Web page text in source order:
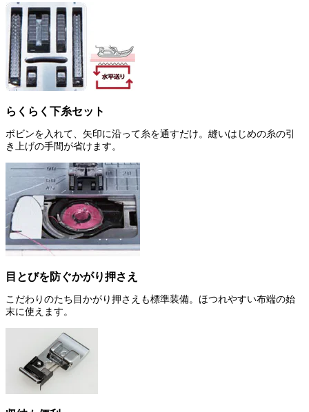
らくらく下糸セット
ボビンを入れて、矢印に沿って糸を通すだけ。縫いはじめの糸の引
き上げの手間が省けます。
目とびを防ぐかがり押さえ
こだわりのたち目かがり押さえも標準装備。ほつれやすい布端の始
末に使えます。